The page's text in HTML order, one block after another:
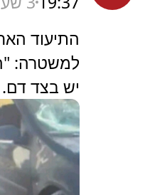
התיעוד
למשטרה:
יש בצד דם.